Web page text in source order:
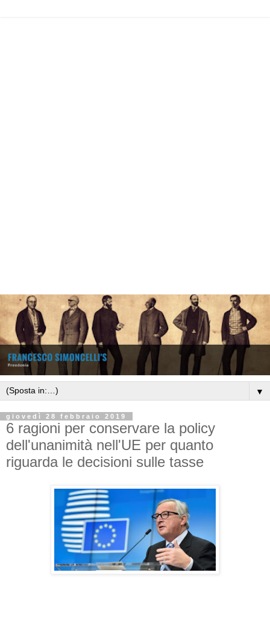
▼
giovedì 28 febbraio 2019
6 ragioni per conservare la policy
dell'unanimità nell'UE per quanto
riguarda le decisioni sulle tasse